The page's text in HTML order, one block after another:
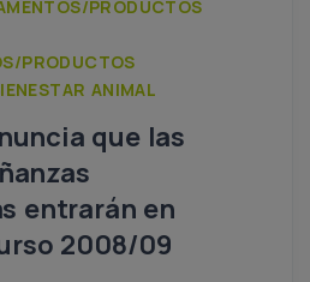
PRODUCTOS
PRODUCTOS
ANIMAL
que las
entrarán en
2008/09